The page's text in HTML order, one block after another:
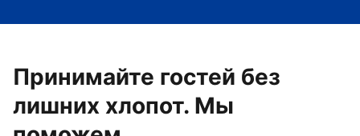
Принимайте гостей без
лишних хлопот. Мы